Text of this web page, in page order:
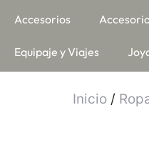
Accesorios
Equipaje y Viajes
Inicio /